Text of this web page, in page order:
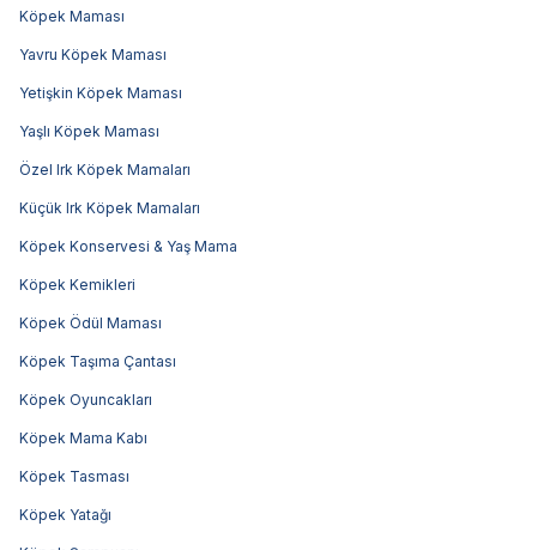
Köpek Maması
Yavru Köpek Maması
Yetişkin Köpek Maması
Yaşlı Köpek Maması
Özel Irk Köpek Mamaları
Küçük Irk Köpek Mamaları
Köpek Konservesi & Yaş Mama
Köpek Kemikleri
Köpek Ödül Maması
Köpek Taşıma Çantası
Köpek Oyuncakları
Köpek Mama Kabı
Köpek Tasması
Köpek Yatağı